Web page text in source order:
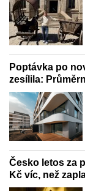
Poptávka po
zesílila:
Česko letos za
Kč víc, než